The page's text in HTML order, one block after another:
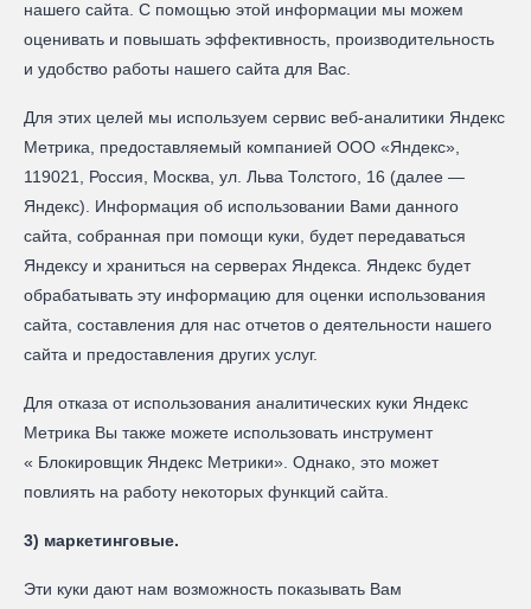
нашего сайта. С помощью этой информации мы можем
оценивать и повышать эффективность, производительность
и удобство работы нашего сайта для Вас.
Для этих целей мы используем сервис веб-аналитики Яндекс
Метрика, предоставляемый компанией ООО «Яндекс»,
119021, Россия, Москва, ул. Льва Толстого, 16 (далее —
Яндекс). Информация об использовании Вами данного
сайта, собранная при помощи куки, будет передаваться
Яндексу и храниться на серверах Яндекса. Яндекс будет
обрабатывать эту информацию для оценки использования
сайта, составления для нас отчетов о деятельности нашего
сайта и предоставления других услуг.
Для отказа от использования аналитических куки Яндекс
Метрика Вы также можете использовать инструмент
« Блокировщик Яндекс Метрики». Однако, это может
повлиять на работу некоторых функций сайта.
3) маркетинговые.
Эти куки дают нам возможность показывать Вам